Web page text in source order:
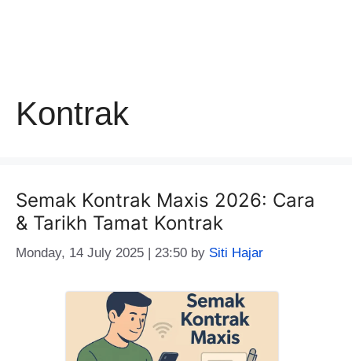
Kontrak
Semak Kontrak Maxis 2026: Cara
& Tarikh Tamat Kontrak
Monday, 14 July 2025 | 23:50 by Siti Hajar